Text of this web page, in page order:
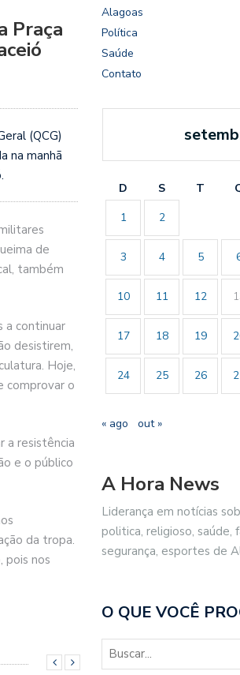
Praça
(QCG)
na manhã
de
também
a continuar
desistirem,
Hoje,
comprovar o
a resistência
e o público
da tropa.
pois nos
Alagoas
Política
Saúde
Contato
D S T
1
2
3 4 5
10 11 12
17 18 19
24 25 26
« ago out »
A Hora News
Liderança em notícias
politica, religioso, saúde,
segurança, esportes de
O QUE VOCÊ